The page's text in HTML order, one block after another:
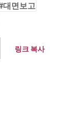
대면보고
링크 복사